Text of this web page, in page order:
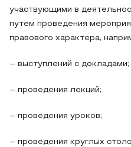
участвующими в
путем проведения
правового характера,
– выступлений с докладами;
– проведения лекций;
– проведения уроков;
– проведения круглых